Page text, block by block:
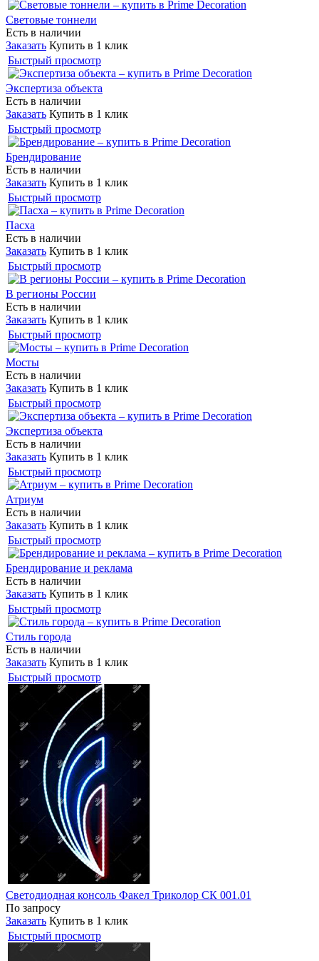
Световые тоннели
Есть в наличии
Заказать Купить в 1 клик
Быстрый просмотр
Экспертиза объекта
Есть в наличии
Заказать Купить в 1 клик
Быстрый просмотр
Брендирование
Есть в наличии
Заказать Купить в 1 клик
Быстрый просмотр
Пасха
Есть в наличии
Заказать Купить в 1 клик
Быстрый просмотр
В регионы России
Есть в наличии
Заказать Купить в 1 клик
Быстрый просмотр
Мосты
Есть в наличии
Заказать Купить в 1 клик
Быстрый просмотр
Экспертиза объекта
Есть в наличии
Заказать Купить в 1 клик
Быстрый просмотр
Атриум
Есть в наличии
Заказать Купить в 1 клик
Быстрый просмотр
Брендирование и реклама
Есть в наличии
Заказать Купить в 1 клик
Быстрый просмотр
Стиль города
Есть в наличии
Заказать Купить в 1 клик
Быстрый просмотр
Светодиодная консоль Факел Триколор СК 001.01
По запросу
Заказать Купить в 1 клик
Быстрый просмотр